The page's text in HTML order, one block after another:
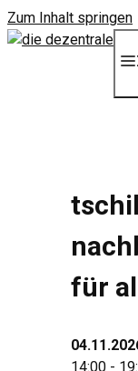
Zum Inhalt springen
für
14:00 -